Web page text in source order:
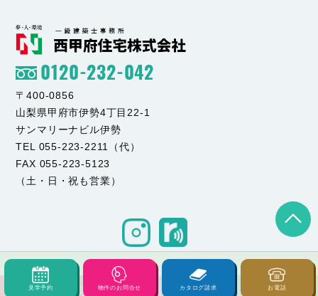
見学予約 物件のお問合せ カタログ請求 お電話
0120-232-042
〒400-0856
山梨県甲府市伊勢4丁目22-1
サンマリーナビル伊勢
TEL 055-223-2211（代）
FAX 055-223-5123
（土・日・祝も営業）
© NISHI KOFU JYUTAKU